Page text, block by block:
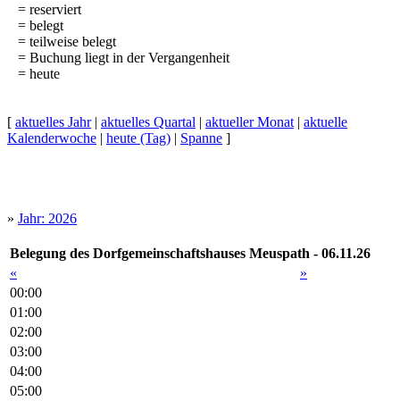
= reserviert
= belegt
= teilweise belegt
= Buchung liegt in der Vergangenheit
= heute
[ aktuelles Jahr| aktuelles Quartal | aktueller Monat | aktuelle
Kalenderwoche | heute (Tag) | Spanne ]
» Jahr: 2026
Belegung des Dorfgemeinschaftshauses Meuspath - 06.11.26
«
»
00:00
01:00
02:00
03:00
04:00
05:00